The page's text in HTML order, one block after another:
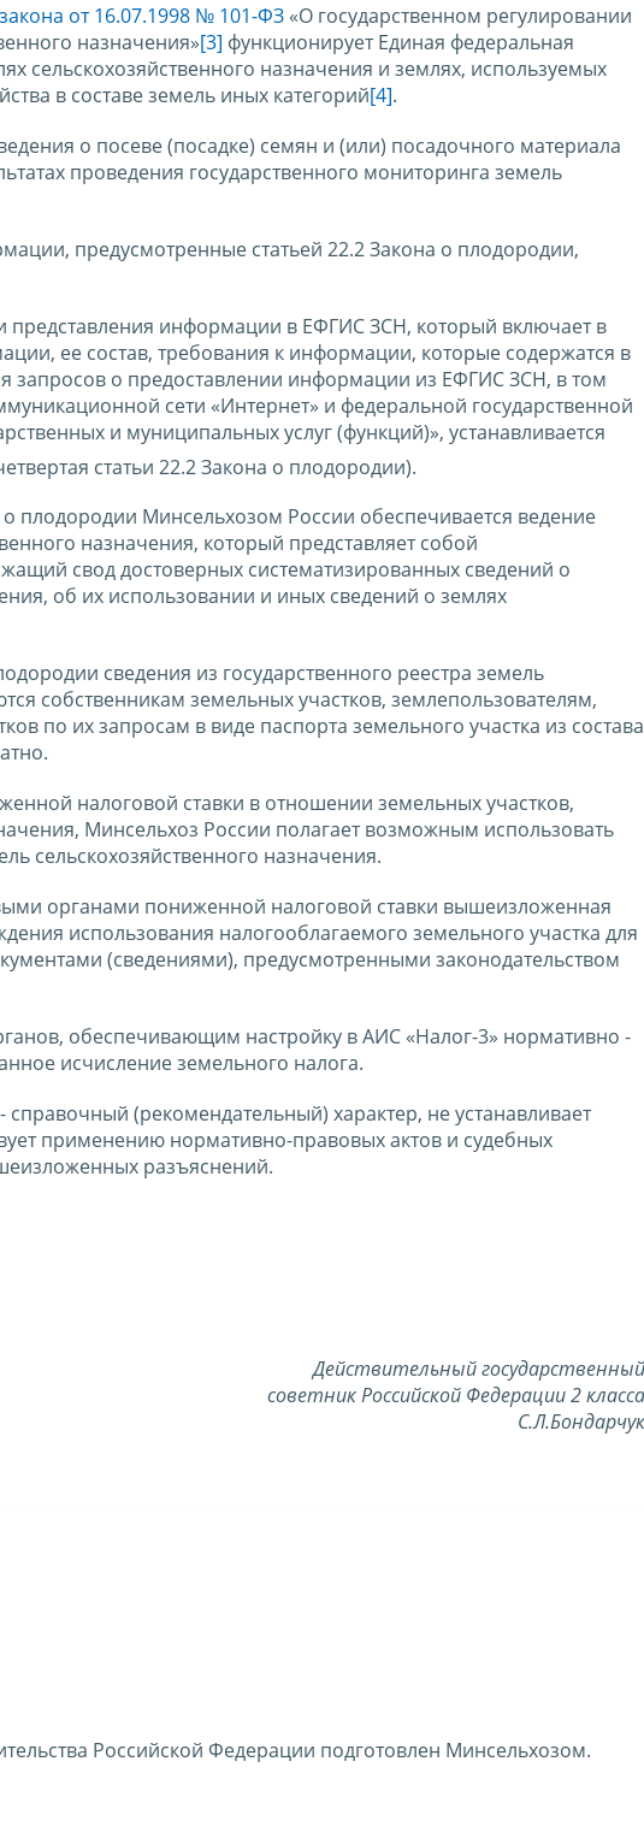
от 16.07.1998 № 101-ФЗ «О государственном регулировании
назначения»[3] функционирует Единая федеральная
сельскохозяйственного назначения и землях, используемых
в составе земель иных категорий[4].
о посеве (посадке) семян и (или) посадочного материала
проведения государственного мониторинга земель
предусмотренные статьей 22.2 Закона о плодородии,
информации в ЕФГИС ЗСН, который включает в
ее состав, требования к информации, которые содержатся в
о предоставлении информации из ЕФГИС ЗСН, в том
сети «Интернет» и федеральной государственной
и муниципальных услуг (функций)», устанавливается
статьи 22.2 Закона о плодородии).
о плодородии Минсельхозом России обеспечивается ведение
назначения, который представляет собой
свод достоверных систематизированных сведений о
об их использовании и иных сведений о землях
сведения из государственного реестра земель
собственникам земельных участков, землепользователям,
по их запросам в виде паспорта земельного участка из состава
налоговой ставки в отношении земельных участков,
Минсельхоз России полагает возможным использовать
сельскохозяйственного назначения.
органами пониженной налоговой ставки вышеизложенная
использования налогооблагаемого земельного участка для
(сведениями), предусмотренными законодательством
обеспечивающим настройку в АИС «Налог-3» нормативно -
исчисление земельного налога.
(рекомендательный) характер, не устанавливает
применению нормативно-правовых актов и судебных
разъяснений.
Действительный государственный
советник Российской Федерации 2 класса
С.Л.Бондарчук
Российской Федерации подготовлен Минсельхозом.